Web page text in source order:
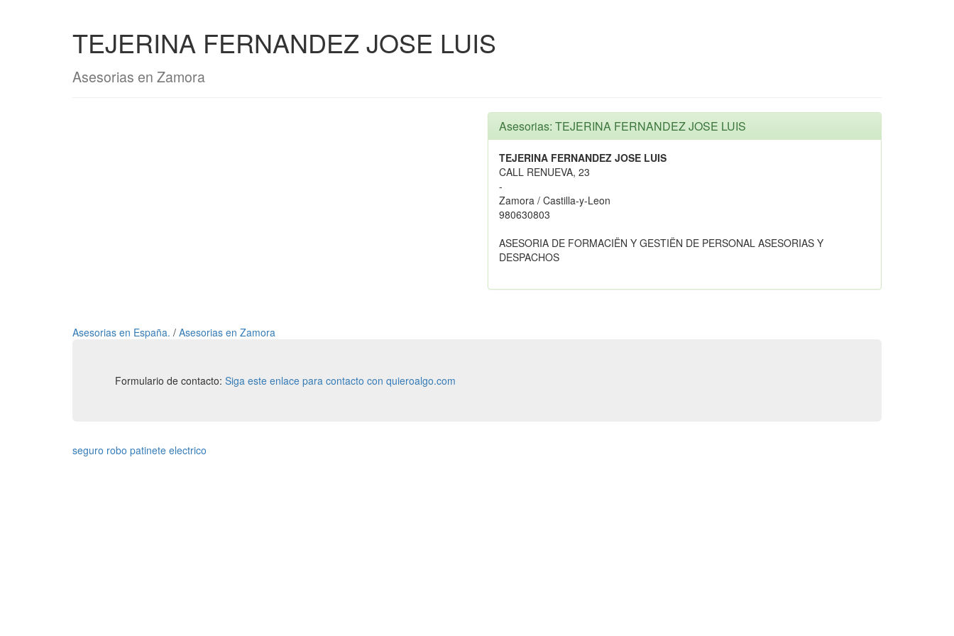
TEJERINA FERNANDEZ JOSE LUIS
Asesorias en Zamora
Asesorias: TEJERINA FERNANDEZ JOSE LUIS
TEJERINA FERNANDEZ JOSE LUIS
CALL RENUEVA, 23
-
Zamora / Castilla-y-Leon
980630803
ASESORIA DE FORMACIËN Y GESTIËN DE PERSONAL ASESORIAS Y
DESPACHOS
Asesorias en España. / Asesorias en Zamora
Formulario de contacto: Siga este enlace para contacto con quieroalgo.com
seguro robo patinete electrico